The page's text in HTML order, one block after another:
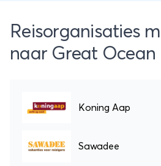
Reisorganisaties
naar Great Ocean
Koning Aap
Sawadee